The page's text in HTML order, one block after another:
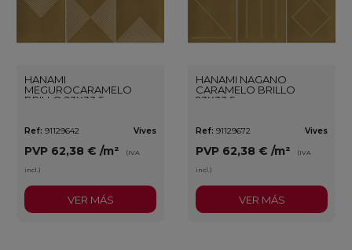
HANAMI
MEGUROCARAMELO
BRILLO 23X33,5
Ref: 91129642 Vives
PVP 62,38 € /m² (IVA
incl.)
VER MÁS
HANAMI NAGANO
CARAMELO BRILLO
23X33,5
Ref: 91129672 Vives
PVP 62,38 € /m² (IVA
incl.)
VER MÁS